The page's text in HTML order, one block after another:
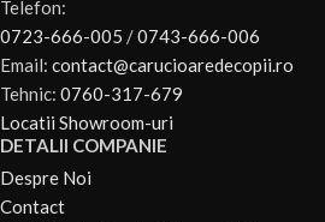
maxim spatarul facand din Melio Carbon
folosit de la nastere.
– Suspensii pe rotile din spate si
fata:Suspensiile de pe rotile din spate si
din fata fac posibila calatoria
mobilitate pentru dumneavoastra si
Telefon:
0723-666-005 /0743-666-006
Email: contact@carucioaredecopii.ro
Tehnic: 0760-317-679
Locatii Showroom-uri
DETALII COMPANIE
Despre Noi
Contact